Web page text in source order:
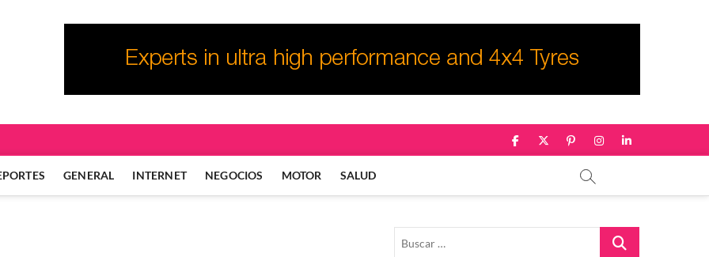
facebook
twitter
pinterest
instagram
linkedin
GENERAL INTERNET NEGOCIOS MOTOR SALUD
Buscar